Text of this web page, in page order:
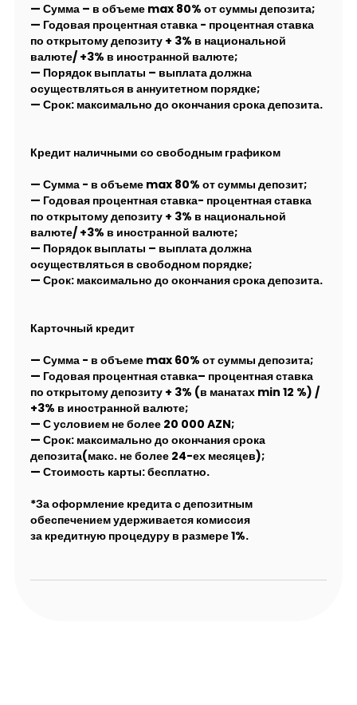
— Сумма – в объеме max 80% от суммы депозита;
— Годовая процентная ставка - процентная ставка
по открытому депозиту + 3% в национальной
валюте/ +3% в иностранной валюте;
— Порядок выплаты – выплата должна
осуществляться в аннуитетном порядке;
— Срок: максимально до окончания срока депозита.
Кредит наличными со свободным графиком
— Сумма - в объеме max 80% от суммы депозит;
— Годовая процентная ставка- процентная ставка
по открытому депозиту + 3% в национальной
валюте/ +3% в иностранной валюте;
— Порядок выплаты – выплата должна
осуществляться в свободном порядке;
— Срок: максимально до окончания срока депозита.
Карточный кредит
— Сумма - в объеме max 60% от суммы депозита;
— Годовая процентная ставка– процентная ставка
по открытому депозиту + 3% (в манатах min 12 %) /
+3% в иностранной валюте;
— С условием не более 20 000 AZN;
— Срок: максимально до окончания срока
депозита(макс. не более 24-ех месяцев);
— Стоимость карты: бесплатно.
*За оформление кредита с депозитным
обеспечением удерживается комиссия
за кредитную процедуру в размере 1%.